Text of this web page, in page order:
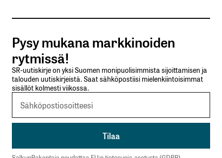
Tilaa SalkunRakentajan uutiskirje
Lähetä kommentti
Pysy mukana markkinoiden
rytmissä!
SR-uutiskirje on yksi Suomen monipuolisimmista sijoittamisen ja
talouden uutiskirjeistä. Saat sähköpostiisi mielenkiintoisimmat
sisällöt kolmesti viikossa.